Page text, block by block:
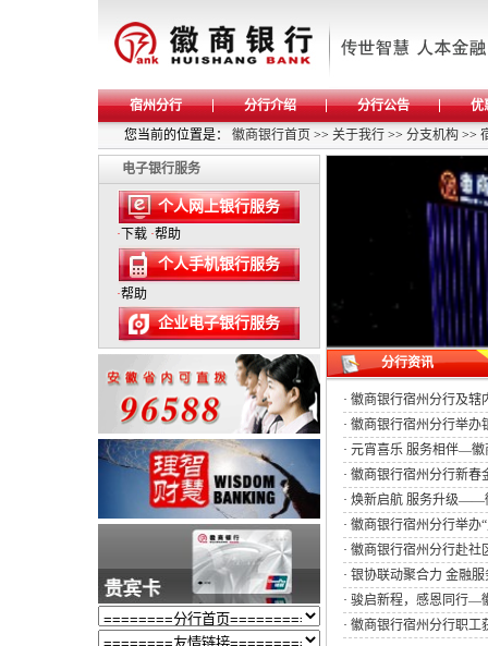
宿州分行 分行介绍 分行公告
优
您当前的位置是： 徽商银行首页 >> 关于我行 >> 分支机构 >>
电子银行服务
个人网上银行服务
· 下载 ·帮助
个人手机银行服务
·帮助
企业电子银行服务
分行资讯
· 徽商银行宿州分行及辖
· 徽商银行宿州分行举办
· 元宵喜乐 服务相伴—徽
· 徽商银行宿州分行新春
· 焕新启航 服务升级——
· 徽商银行宿州分行举办
· 徽商银行宿州分行赴社
· 银协联动聚合力 金融
· 骏启新程，感恩同行—
· 徽商银行宿州分行职工